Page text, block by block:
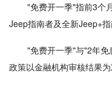
"免费开一季"指前3个
Jeep指南者及全新Jeep+指
"免费开一季"与"2年
政策以金融机构审核结果为